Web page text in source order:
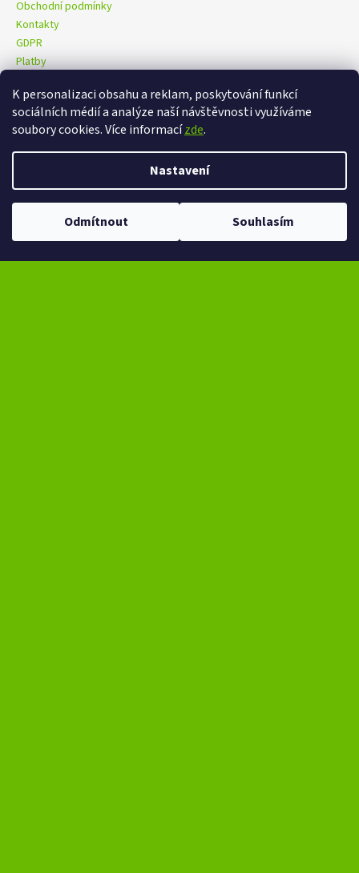
K personalizaci obsahu a reklam, poskytování funkcí
sociálních médií a analýze naší návštěvnosti využíváme
soubory cookies. Více informacízde.
Nastavení
Odmítnout Souhlasím
Obchodní podmínky
Kontakty
GDPR
Platby
eXtrem-audio na facebooku eXtrem-audio na Instagramu
Copyright 2026eXtrem-audio.cz. Všechna práva vyhrazena.
Upravit nastavení cookies